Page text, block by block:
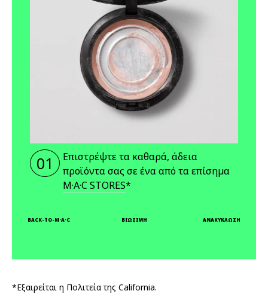
01
Επιστρέψτε τα καθαρά, άδεια
προϊόντα σας σε ένα από τα επίσημα
M·A·C STORES*
BACK-TO-M·A·C ΒΙΩΣΙΜΗ ΑΝΑΚΥΚΛΩΣΗ
*Εξαιρείται η Πολιτεία της California.